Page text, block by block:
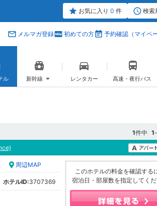
メルマガ登録 初めての方 予約確認（マイペー
ル 新幹線 レンタカー 高速・夜行バス
お気に入り 0 件 検索
1件中 1-
周辺MAP
ホテルID:3707369
このホテルの料金を確認する
宿泊日・部屋数を指定してく